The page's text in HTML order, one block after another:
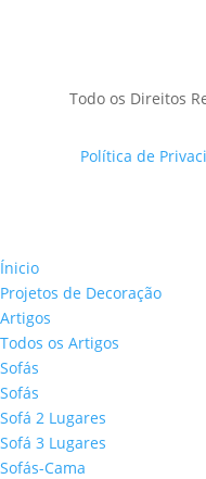
Todo os Direitos
Política de
Ínicio
Projetos de Decoração
Artigos
Todos os Artigos
Sofás
Sofás
Sofá 2 Lugares
Sofá 3 Lugares
Sofás-Cama